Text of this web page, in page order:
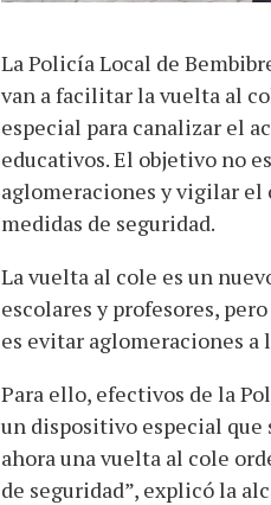
La Policía Local de
van a facilitar la vuelta al
especial para canalizar el
educativos. El objetivo no
aglomeraciones y vigilar
medidas de seguridad.
La vuelta al cole es un
escolares y profesores,
es evitar aglomeraciones a
Para ello, efectivos de la
un dispositivo especial que
ahora una vuelta al cole
de seguridad”, explicó la